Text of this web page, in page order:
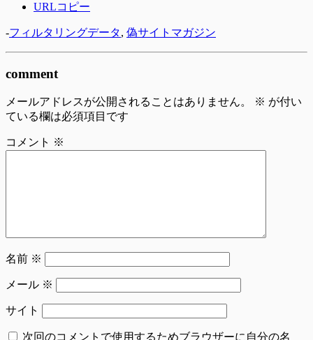
URLコピー
-フィルタリングデータ, 偽サイトマガジン
comment
メールアドレスが公開されることはありません。 ※ が付い
ている欄は必須項目です
コメント ※
名前 ※
メール ※
サイト
次回のコメントで使用するためブラウザーに自分の名